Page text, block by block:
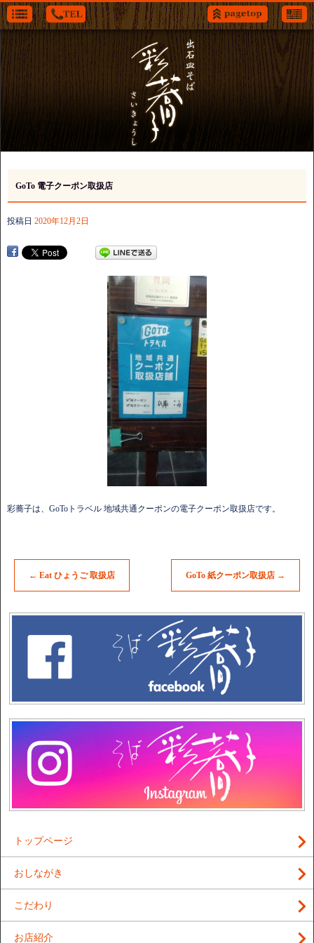
GoTo 電子クーポン取扱店
投稿日 2020年12月2日
彩蕎子は、GoToトラベル 地域共通クーポンの電子クーポン取扱店です。
← Eat ひょうご 取扱店 GoTo 紙クーポン取扱店 →
トップページ
おしながき
こだわり
お店紹介